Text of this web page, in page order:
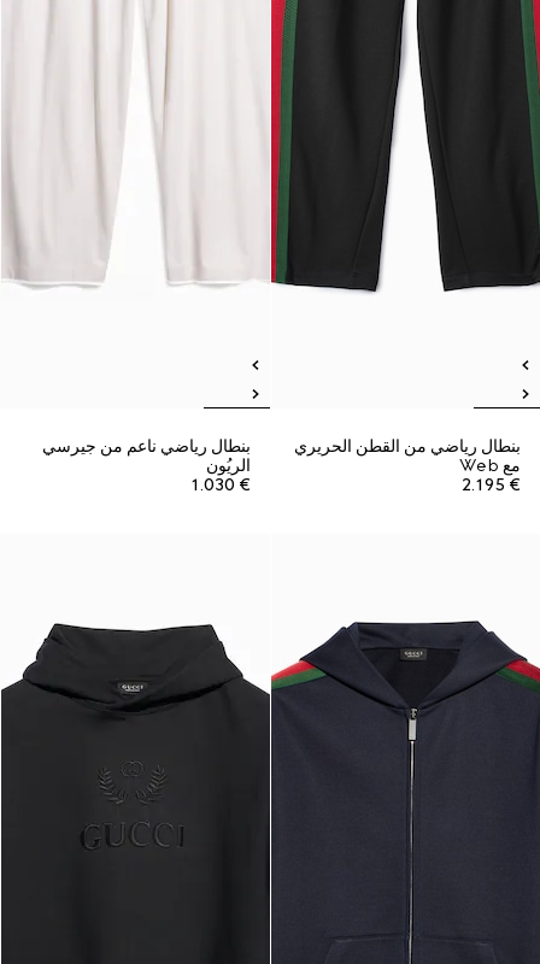
بنطال رياضي من القطن الحريري
مع Web
€ 2.195
بنطال رياضي ناعم من جيرسي
الريُون
€ 1.030